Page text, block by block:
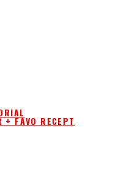
+ FAVO RECEPT